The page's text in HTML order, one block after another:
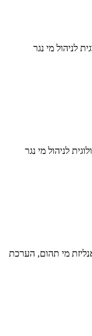
לניהול מי נגר
אנליזת מי תהום, הערכת